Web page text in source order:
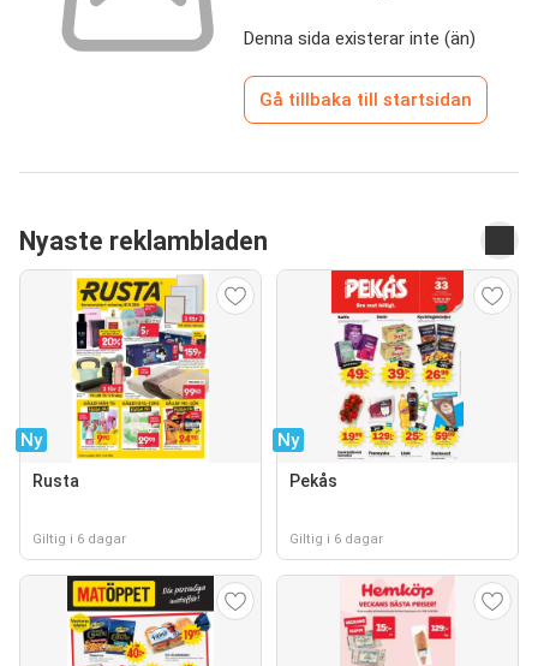
Denna sida existerar inte (än)
Gå tillbaka till startsidan
Nyaste reklambladen
Ny
Rusta
Giltig i 6 dagar
Ny
Pekås
Giltig i 6 dagar